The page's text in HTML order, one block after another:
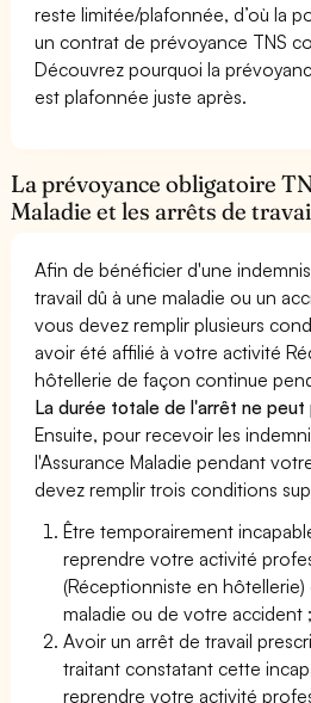
reste limitée/plafonnée, d’où la
un contrat de prévoyance TNS
Découvrez pourquoi la
est plafonnée juste après.
La prévoyance obligatoire
Maladie et les arrêts de
Afin de bénéficier d'une
travail dû à une maladie ou un
vous devez remplir plusieurs
avoir été affilié à votre activité
hôtellerie de façon continue
La durée totale de l'arrêt ne peut
Ensuite, pour recevoir les
l'Assurance Maladie pendant
devez remplir trois conditions
Être temporairement
reprendre votre activité
(Réceptionniste en
maladie ou de votre accident ;
Avoir un arrêt de travail
traitant constatant cette
reprendre votre activité